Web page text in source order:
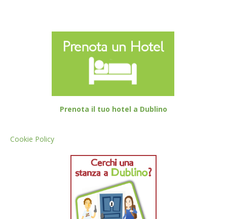
Prenota il tuo hotel a Dublino
Cookie Policy